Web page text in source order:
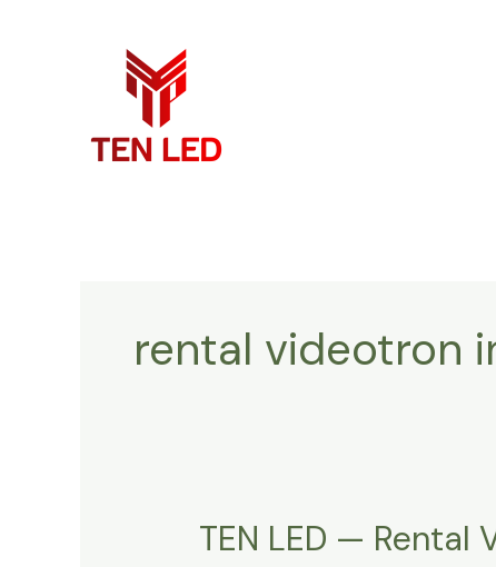
rental videotron
TEN LED — Rental
TEN